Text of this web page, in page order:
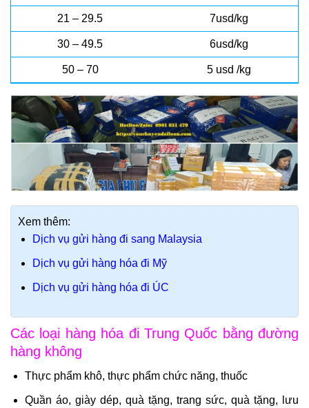
21 – 29.5 7usd/kg
30 – 49.5 6usd/kg
50 – 70 5 usd /kg
Xem thêm:
Dịch vụ gửi hàng đi sang Malaysia
Dịch vụ gửi hàng hóa đi Mỹ
Dịch vụ gửi hàng hóa đi ÚC
Các loại hàng hóa đi Trung Quốc bằng đường
hàng không
Thực phẩm khô, thực phẩm chức năng, thuốc
Quần áo, giày dép, quà tặng, trang sức, quà tặng, lưu